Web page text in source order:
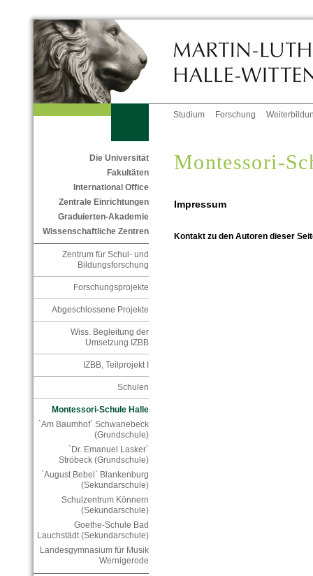
Studium Forschung
Die Universität
Fakultäten
International Office
Zentrale Einrichtungen
Graduierten-Akademie
Wissenschaftliche Zentren
Zentrum für Schul- und
Bildungsforschung
Forschungsprojekte
Abgeschlossene Projekte
Wiss. Begleitung der
Umsetzung IZBB
IZBB, Teilprojekt I
Schulen
Montessori-Schule Halle
`Am Baumhof` Schwanebeck
(Grundschule)
`Dr. Emanuel Lasker`
Ströbeck (Grundschule)
`August Bebel` Blankenburg
(Sekundarschule)
Schulzentrum Könnern
(Sekundarschule)
Goethe-Schule Bad
Lauchstädt (Sekundarschule)
Landesgymnasium für Musik
Wernigerode
Montessori-
Impressum
Kontakt zu den Autoren dieser